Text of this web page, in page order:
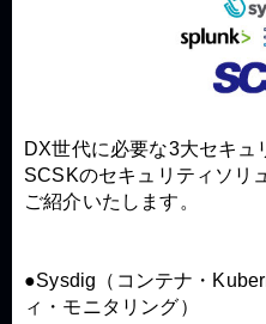
DX世代に必要な3大セキュ
SCSKのセキュリティソリ
●Sysdig（コンテナ・
ィ・モニタリング）